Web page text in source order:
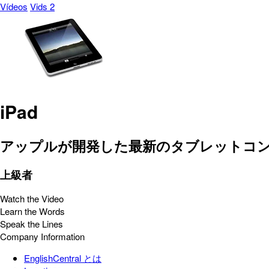
Vídeos Vids 2
iPad
アップルが開発した最新のタブレットコ
上級者
Watch the Video
Learn the Words
Speak the Lines
Company Information
EnglishCentral とは